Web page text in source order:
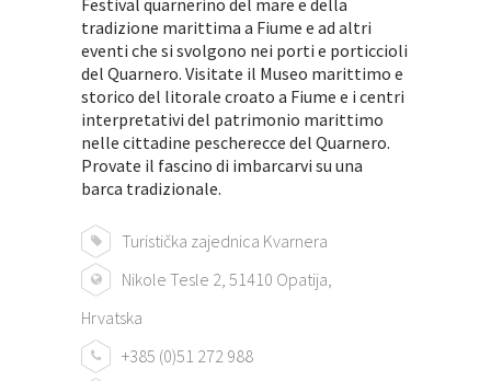
tradizione marittima a Fiume e ad altri
eventi che si svolgono nei porti e porticcioli
del Quarnero. Visitate il Museo marittimo e
storico del litorale croato a Fiume e i centri
interpretativi del patrimonio marittimo
nelle cittadine pescherecce del Quarnero.
Provate il fascino di imbarcarvi su una
barca tradizionale.
Turistička zajednica Kvarnera
Nikole Tesle 2, 51410 Opatija,
Hrvatska
+385 (0)51 272 988